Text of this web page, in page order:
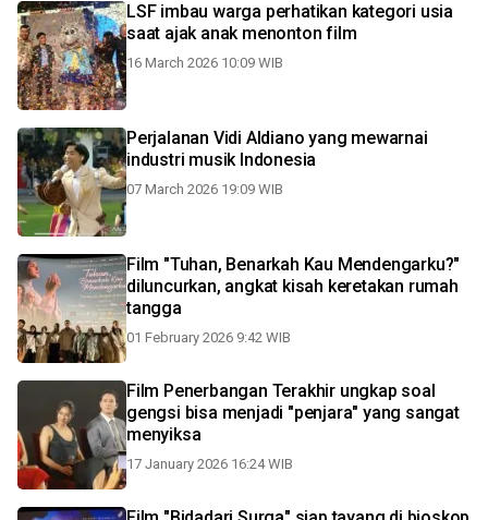
LSF imbau warga perhatikan kategori usia
saat ajak anak menonton film
16 March 2026 10:09 WIB
Perjalanan Vidi Aldiano yang mewarnai
industri musik Indonesia
07 March 2026 19:09 WIB
Film "Tuhan, Benarkah Kau Mendengarku?"
diluncurkan, angkat kisah keretakan rumah
tangga
01 February 2026 9:42 WIB
Film Penerbangan Terakhir ungkap soal
gengsi bisa menjadi "penjara" yang sangat
menyiksa
17 January 2026 16:24 WIB